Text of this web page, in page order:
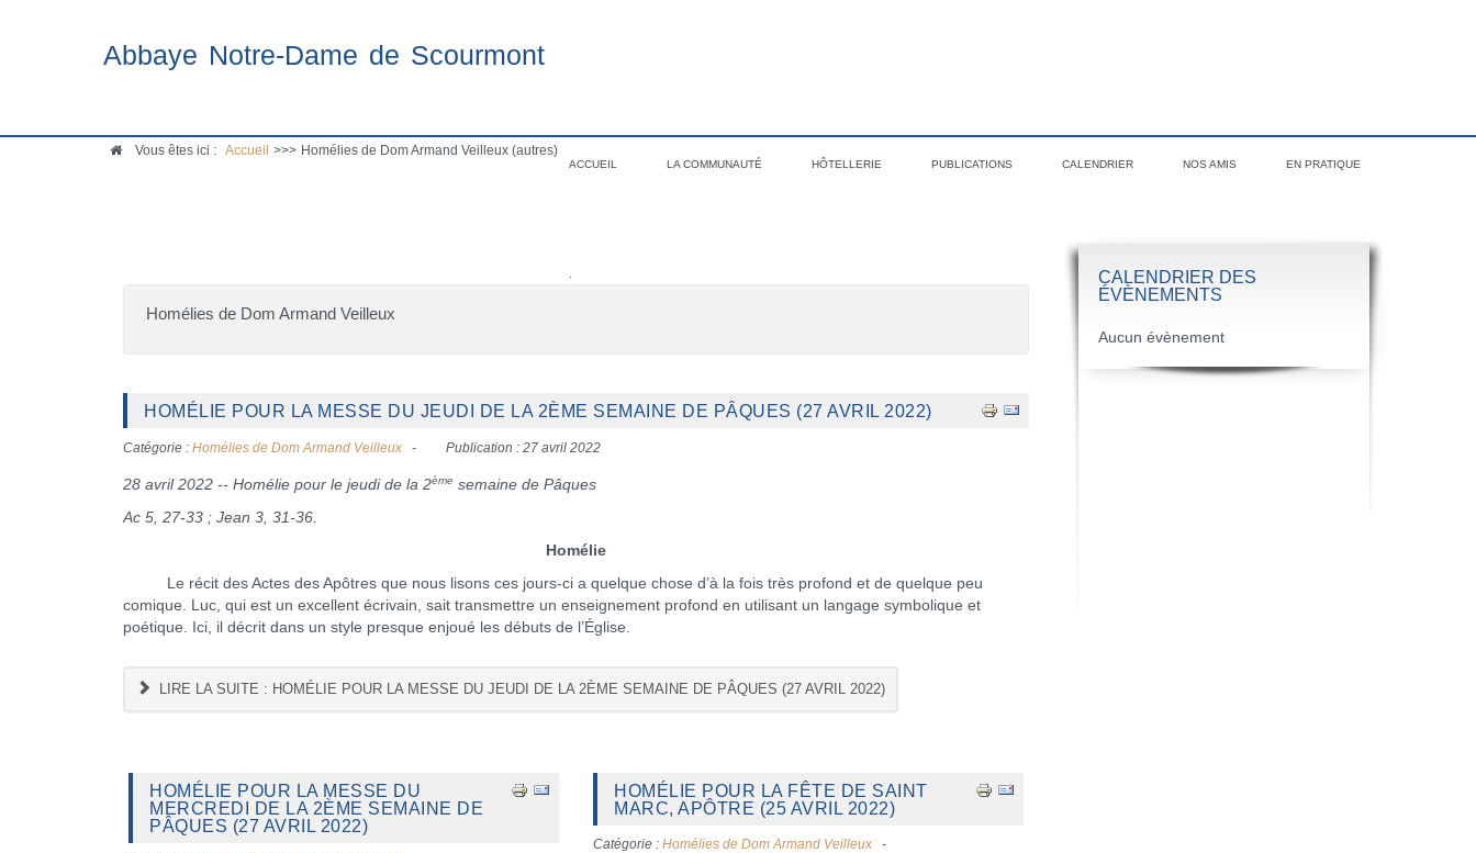
Abbaye Notre-Dame de Scourmont
ACCUEIL LA COMMUNAUTÉ HÔTELLERIE PUBLICATIONS CALENDRIER NOS AMIS EN PRATIQUE
Vous êtes ici : Accueil >>> Homélies de Dom Armand Veilleux (autres)
Homélies de Dom Armand Veilleux
HOMÉLIE POUR LA MESSE DU JEUDI DE LA 2ÈME SEMAINE DE PÂQUES (27 AVRIL 2022)
Catégorie : Homélies de Dom Armand Veilleux Publication : 27 avril 2022
28 avril 2022 -- Homélie pour le jeudi de la 2ème semaine de Pâques
Ac 5, 27-33 ; Jean 3, 31-36.
Homélie
Le récit des Actes des Apôtres que nous lisons ces jours-ci a quelque chose d’à la fois très profond et de quelque peu
comique. Luc, qui est un excellent écrivain, sait transmettre un enseignement profond en utilisant un langage symbolique et
poétique. Ici, il décrit dans un style presque enjoué les débuts de l’Église.
LIRE LA SUITE : HOMÉLIE POUR LA MESSE DU JEUDI DE LA 2ÈME SEMAINE DE PÂQUES (27 AVRIL 2022)
HOMÉLIE POUR LA MESSE DU
MERCREDI DE LA 2ÈME SEMAINE DE
PÂQUES (27 AVRIL 2022)
HOMÉLIE POUR LA FÊTE DE SAINT
MARC, APÔTRE (25 AVRIL 2022)
Catégorie :Homélies de Dom Armand Veilleux
CALENDRIER DES
ÉVÈNEMENTS
Aucun évènement